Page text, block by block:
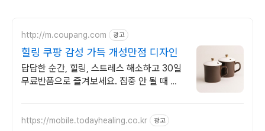
http://m.coupang.com 광고
힐링 쿠팡 감성 가득 개성만점 디자인
답답한 순간, 힐링, 스트레스 해소하고 30일
무료반품으로 즐겨보세요. 집중 안 될 때 손
https://mobile.todayhealing.co.kr 광고